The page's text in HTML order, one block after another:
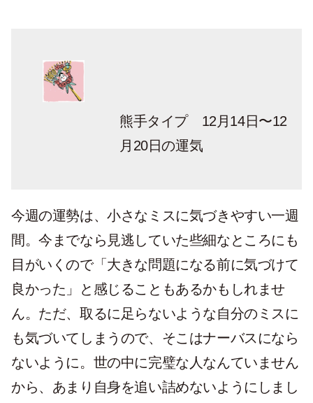
熊手タイプ 12月14日〜12
月20日の運気
今週の運勢は、小さなミスに気づきやすい一週
間。今までなら見逃していた些細なところにも
目がいくので「大きな問題になる前に気づけて
良かった」と感じることもあるかもしれませ
ん。ただ、取るに足らないような自分のミスに
も気づいてしまうので、そこはナーバスになら
ないように。世の中に完璧な人なんていません
から、あまり自身を追い詰めないようにしまし